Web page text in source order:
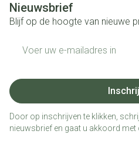
Nieuwsbrief
Blijf op de hoogte van nieuwe
Door op inschrijven te klikken,
nieuwsbrief en gaat u akkoord met